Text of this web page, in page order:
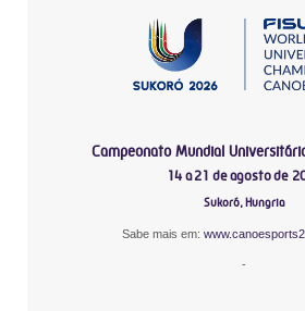
Campeonato Mundial
14 a 21 de agosto de
Sukoró, Hungria
Sabe mais em:
-